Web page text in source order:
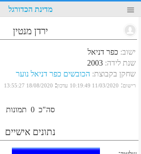
מדינת הכדורגל
ירדן מנטין
ישוב: כפר דניאל
שנת לידה:
2003
שחקן בקבוצת: הכובשים כפר דניאל נוער
רישום:
11/03/2020 10:19:49 עדכון:
18/08/2020 13:55:27
סה"כ 0 תמונות
נתונים אישיים